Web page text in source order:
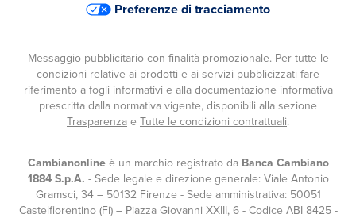
Preferenze di tracciamento
Messaggio pubblicitario con finalità promozionale. Per tutte le
condizioni relative ai prodotti e ai servizi pubblicizzati fare
riferimento a fogli informativi e alla documentazione informativa
prescritta dalla normativa vigente, disponibili alla sezione
Trasparenza e Tutte le condizioni contrattuali.
Cambianonlineè un marchio registrato da Banca Cambiano
1884 S.p.A. - Sede legale e direzione generale: Viale Antonio
Gramsci, 34 – 50132 Firenze - Sede amministrativa: 50051
Castelfiorentino (Fi) – Piazza Giovanni XXIII, 6 - Codice ABI 8425 -